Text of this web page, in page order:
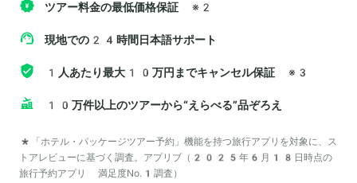
ツアー料金の最低価格保証 ※2
現地での24時間日本語サポート
1人あたり最大10万円までキャンセル保証 ※3
10万件以上のツアーから“えらべる”品ぞろえ
*「ホテル・パッケージツアー予約」機能を持つ旅行アプリを対象に、ス
トアレビューに基づく調査。アプリブ（2025年6月18日時点の
旅行予約アプリ 満足度No.1調査）